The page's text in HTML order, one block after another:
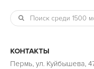
КОНТАКТЫ
Пермь, ул. Куйбышева,